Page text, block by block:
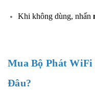
Khi không dùng, nhấn
Mua Bộ Phát
Đâu?